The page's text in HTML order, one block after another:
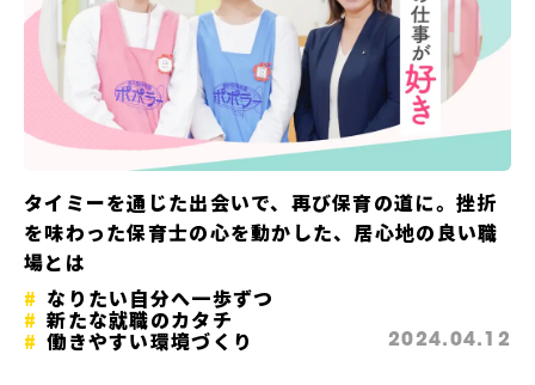
タイミーを通じた出会いで、再び保育の道に。挫折
を味わった保育士の心を動かした、居心地の良い職
場とは
なりたい自分へ一歩ずつ
新たな就職のカタチ
働きやすい環境づくり 2024.04.12